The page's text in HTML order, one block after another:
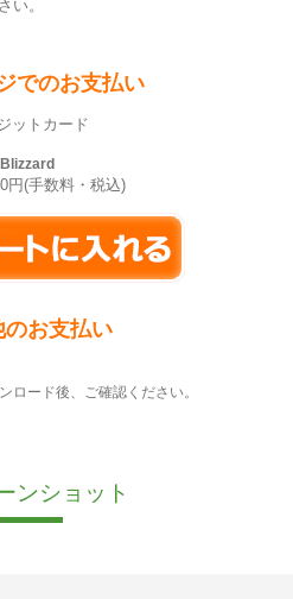
い。
でのお支払い
ットカード
Blizzard
円(手数料・税込)
のお支払い
ロード後、ご確認ください。
ンショット